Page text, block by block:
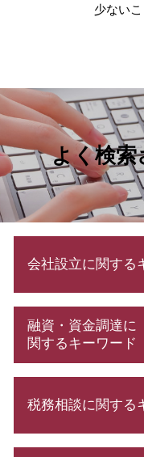
少ない
よく検索
会社設立に関する
会社設立 期間
合同会社 設立 流
発起 設立
電子 定款
有限 責任
融資・資金調達に
関するキーワード
株式会社 資本金
創業 融資
税務相談に関する